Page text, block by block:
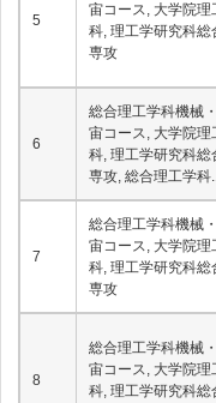
5
宙コース, 大学院理
科, 理工学研究科総
専攻
6
総合理工学科機械
宙コース, 大学院理
科, 理工学研究科総
専攻, 総合理工学科
7
総合理工学科機械
宙コース, 大学院理
科, 理工学研究科総
専攻
8
総合理工学科機械
宙コース, 大学院理
科, 理工学研究科総